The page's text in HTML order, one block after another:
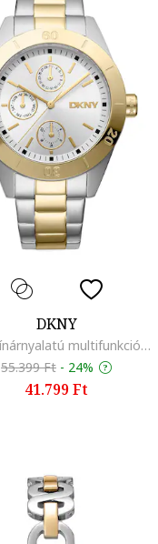
DKNY
Két színárnyalatú multifunkciós karóra, Ezüstszín/Aranyszín
55.399 Ft - 24%
41.799 Ft